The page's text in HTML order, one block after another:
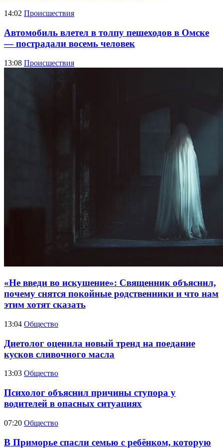
14:02 Происшествия
Автомобиль влетел в толпу пешеходов в Омске
— пострадали восемь человек
13:08 Происшествия
«Не введи во искушение»: Священник объяснил,
почему снятся покойные родственники и что нам
этим хотят сказать
13:04 Общество
Диетолог оценила новый тренд на поедание
кусков сливочного масла
13:03 Общество
Психолог объяснил причины ступора у
водителей в опасных ситуациях
07:20 Общество
В Приморье спасли семью с ребёнком, которую